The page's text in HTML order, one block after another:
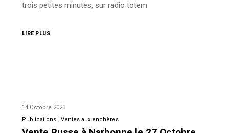
trois petites minutes, sur radio totem
LIRE PLUS
14 Octobre 2023
Publications
Ventes aux enchères